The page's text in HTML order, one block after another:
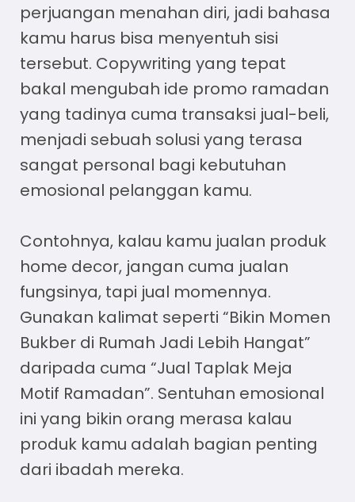
perjuangan menahan diri, jadi bahasa
kamu harus bisa menyentuh sisi
tersebut. Copywriting yang tepat
bakal mengubah ide promo ramadan
yang tadinya cuma transaksi jual-beli,
menjadi sebuah solusi yang terasa
sangat personal bagi kebutuhan
emosional pelanggan kamu.
Contohnya, kalau kamu jualan produk
home decor, jangan cuma jualan
fungsinya, tapi jual momennya.
Gunakan kalimat seperti “Bikin Momen
Bukber di Rumah Jadi Lebih Hangat”
daripada cuma “Jual Taplak Meja
Motif Ramadan”. Sentuhan emosional
ini yang bikin orang merasa kalau
produk kamu adalah bagian penting
dari ibadah mereka.